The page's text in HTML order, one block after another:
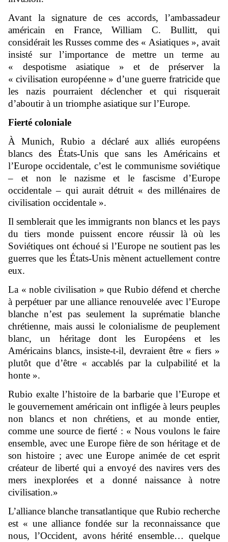
Avant la signature de ces accords, l’ambassadeur
américain en France, William C. Bullitt, qui
considérait les Russes comme des « Asiatiques », avait
insisté sur l’importance de mettre un terme au
« despotisme asiatique » et de préserver la
« civilisation européenne » d’une guerre fratricide que
les nazis pourraient déclencher et qui risquerait
d’aboutir à un triomphe asiatique sur l’Europe.
Fierté coloniale
À Munich, Rubio a déclaré aux alliés européens
blancs des États-Unis que sans les Américains et
l’Europe occidentale, c’est le communisme soviétique
– et non le nazisme et le fascisme d’Europe
occidentale – qui aurait détruit « des millénaires de
civilisation occidentale ».
Il semblerait que les immigrants non blancs et les pays
du tiers monde puissent encore réussir là où les
Soviétiques ont échoué si l’Europe ne soutient pas les
guerres que les États-Unis mènent actuellement contre
eux.
La « noble civilisation » que Rubio défend et cherche
à perpétuer par une alliance renouvelée avec l’Europe
blanche n’est pas seulement la suprématie blanche
chrétienne, mais aussi le colonialisme de peuplement
blanc, un héritage dont les Européens et les
Américains blancs, insiste-t-il, devraient être « fiers »
plutôt que d’être « accablés par la culpabilité et la
honte ».
Rubio exalte l’histoire de la barbarie que l’Europe et
le gouvernement américain ont infligée à leurs peuples
non blancs et non chrétiens, et au monde entier,
comme une source de fierté : « Nous voulons le faire
ensemble, avec une Europe fière de son héritage et de
son histoire ; avec une Europe animée de cet esprit
créateur de liberté qui a envoyé des navires vers des
mers inexplorées et a donné naissance à notre
civilisation.»
L’alliance blanche transatlantique que Rubio recherche
est « une alliance fondée sur la reconnaissance que
nous, l’Occident, avons hérité ensemble… quelque